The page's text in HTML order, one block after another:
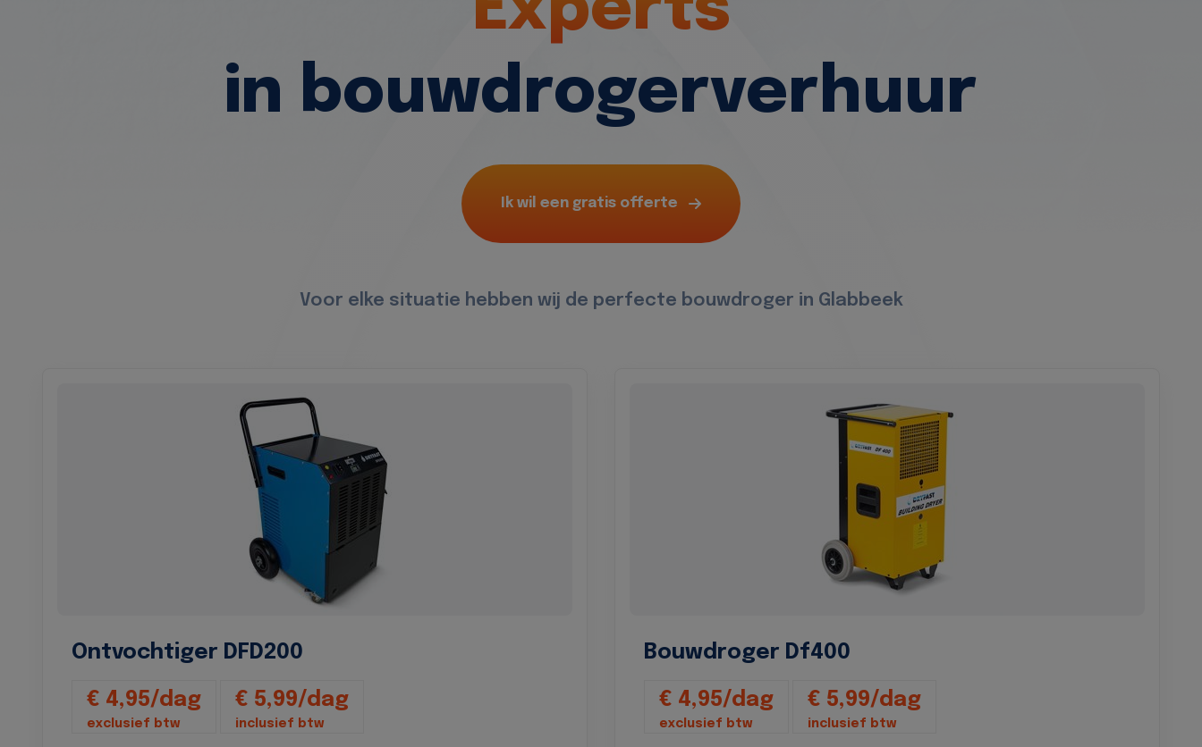
in bouwdrogerverhuur
Ik wil een gratis offerte
Voor elke situatie hebben wij de perfecte bouwdroger in Glabbeek
Ontvochtiger DFD200
€ 4,95/dag
exclusief btw
€ 5,99/dag
inclusief btw
Bouwdroger Df400
€ 4,95/dag
exclusief btw
€ 5,99/dag
inclusief btw